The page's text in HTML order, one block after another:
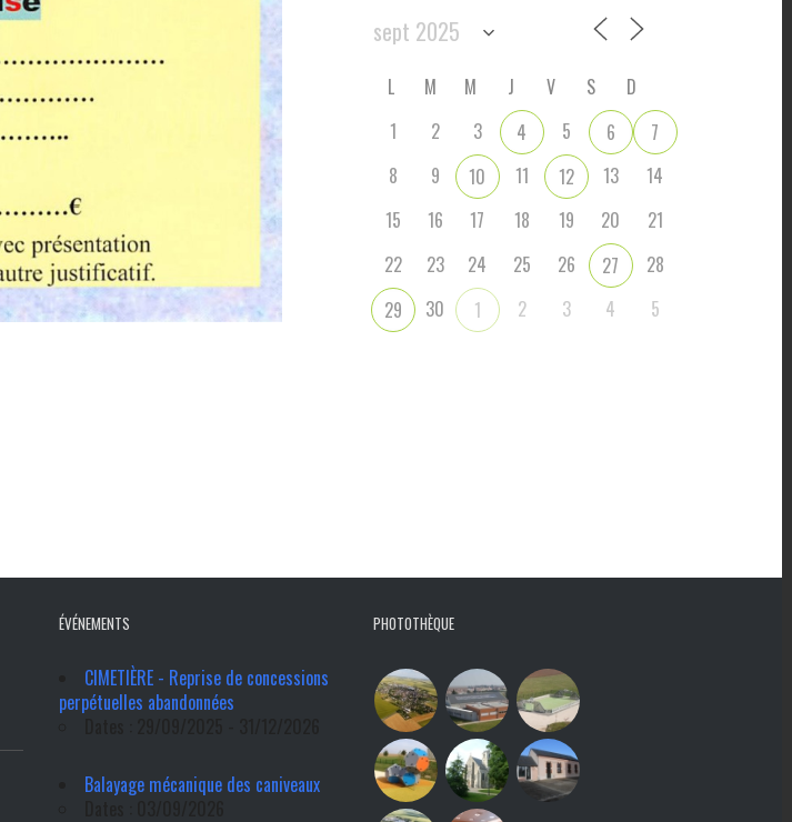
L M M J V S
D
1
2 3 4 5 6
7
8
9 10 11 12 13
14
15
16 17 18 19 20
21
22
23 24 25 26 27
28
29
30 1 2 3 4 5
ÉVÉNEMENTS
CIMETIÈRE - Reprise de concessions
perpétuelles abandonnées
Balayage mécanique des caniveaux
PHOTOTHÈQUE